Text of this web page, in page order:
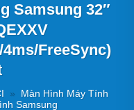
Samsung 32″
4ms/FreeSync)
»
Màn Hình Máy Tính
Samsung